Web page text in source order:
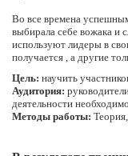
Во все времена
выбирала себе вожака и
используют лидеры в
получается , а другие
Цель: научить
Аудитория:
деятельности
Методы работы: